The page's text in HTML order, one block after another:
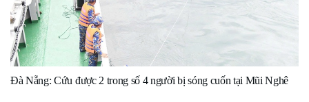
Đà Nẵng: Cứu được 2 trong số 4 người bị sóng cuốn tại Mũi Nghê